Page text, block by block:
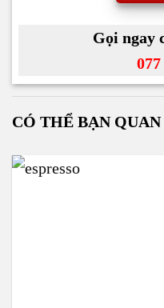
Gọi ngay
077
CÓ THỂ BẠN